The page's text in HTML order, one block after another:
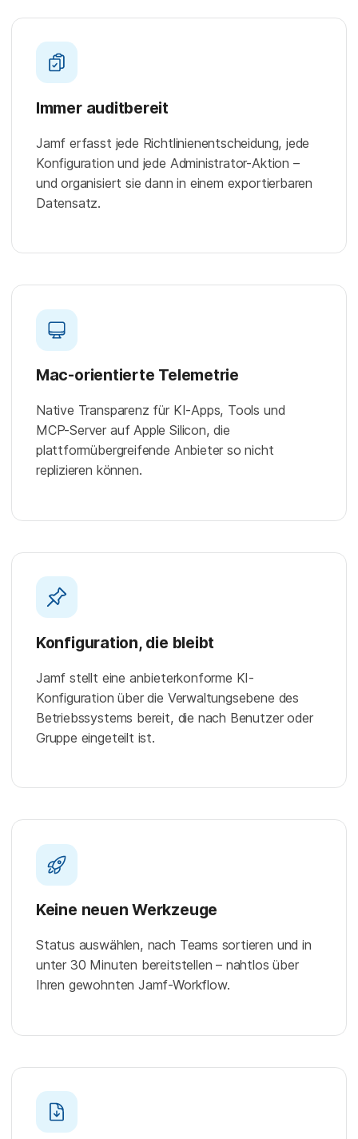
Immer auditbereit
Jamf erfasst jede Richtlinienentscheidung, jede
Konfiguration und jede Administrator-Aktion –
und organisiert sie dann in einem exportierbaren
Datensatz.
Mac-orientierte Telemetrie
Native Transparenz für KI-Apps, Tools und
MCP-Server auf Apple Silicon, die
plattformübergreifende Anbieter so nicht
replizieren können.
Konfiguration, die bleibt
Jamf stellt eine anbieterkonforme KI-
Konfiguration über die Verwaltungsebene des
Betriebssystems bereit, die nach Benutzer oder
Gruppe eingeteilt ist.
Keine neuen Werkzeuge
Status auswählen, nach Teams sortieren und in
unter 30 Minuten bereitstellen – nahtlos über
Ihren gewohnten Jamf-Workflow.